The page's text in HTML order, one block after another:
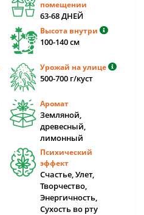
помещении
63-68 ДНЕЙ
Высота внутри
100-140 cм
Урожай на улице
500-700 г/куст
Аромат
Земляной,
древесный,
лимонный
Психический
эффект
Счастье, Улет,
Творчество,
Энергичность,
Сухость во рту